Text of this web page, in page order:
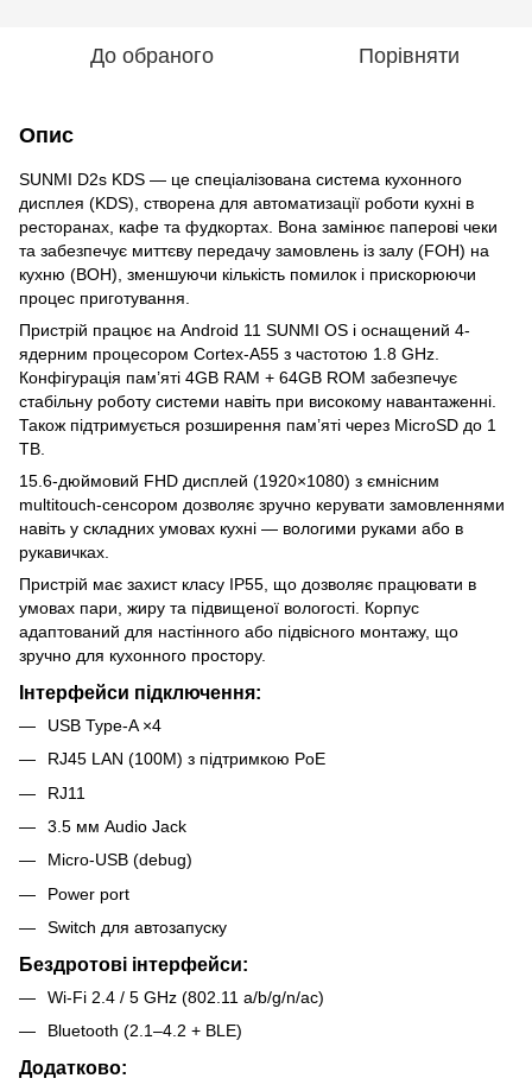
До обраного Порівняти
Опис
SUNMI D2s KDS — це спеціалізована система кухонного
дисплея (KDS), створена для автоматизації роботи кухні в
ресторанах, кафе та фудкортах. Вона замінює паперові чеки
та забезпечує миттєву передачу замовлень із залу (FOH) на
кухню (BOH), зменшуючи кількість помилок і прискорюючи
процес приготування.
Пристрій працює на Android 11 SUNMI OS і оснащений 4-
ядерним процесором Cortex-A55 з частотою 1.8 GHz.
Конфігурація пам’яті 4GB RAM + 64GB ROM забезпечує
стабільну роботу системи навіть при високому навантаженні.
Також підтримується розширення пам’яті через MicroSD до 1
TB.
15.6-дюймовий FHD дисплей (1920×1080) з ємнісним
multitouch-сенсором дозволяє зручно керувати замовленнями
навіть у складних умовах кухні — вологими руками або в
рукавичках.
Пристрій має захист класу IP55, що дозволяє працювати в
умовах пари, жиру та підвищеної вологості. Корпус
адаптований для настінного або підвісного монтажу, що
зручно для кухонного простору.
Інтерфейси підключення:
USB Type-A ×4
RJ45 LAN (100M) з підтримкою PoE
RJ11
3.5 мм Audio Jack
Micro-USB (debug)
Power port
Switch для автозапуску
Бездротові інтерфейси:
Wi-Fi 2.4 / 5 GHz (802.11 a/b/g/n/ac)
Bluetooth (2.1–4.2 + BLE)
Додатково: